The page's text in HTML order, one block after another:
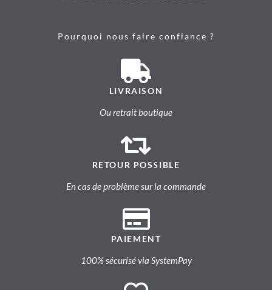
Pourquoi nous faire confiance ?
LIVRAISON
Ou retrait boutique
RETOUR POSSIBLE
En cas de problème sur la commande
PAIEMENT
100% sécurisé via SystemPay